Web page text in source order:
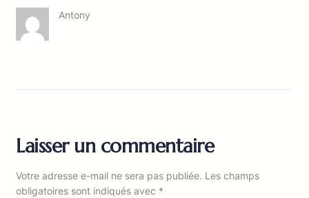
Antony
Laisser un commentaire
Votre adresse e-mail ne sera pas publiée. Les champs
obligatoires sont indiqués avec *